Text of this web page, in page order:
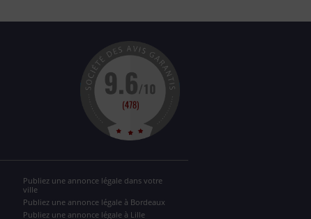
Publiez une annonce légale dans votre
ville
Publiez une annonce légale à Bordeaux
Publiez une annonce légale à Lille